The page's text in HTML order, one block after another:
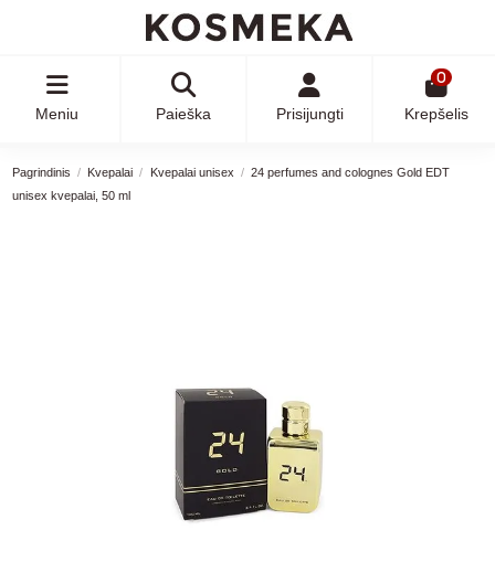
Meniu Paieška Prisijungti
0
Krepšelis
Pagrindinis Kvepalai Kvepalai unisex
24 perfumes and colognes Gold EDT
unisex kvepalai, 50 ml